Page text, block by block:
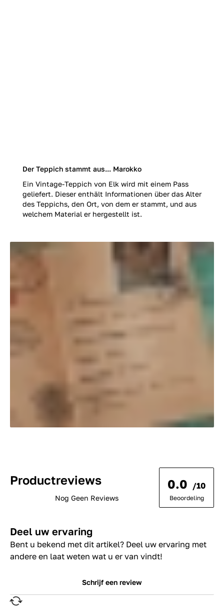
Der Teppich stammt aus... Marokko
Ein Vintage-Teppich von Elk wird mit einem Pass
geliefert. Dieser enthält Informationen über das Alter
des Teppichs, den Ort, von dem er stammt, und aus
welchem Material er hergestellt ist.
Productreviews
Nog Geen Reviews
0.0 /10
Beoordeling
Deel uw ervaring
Bent u bekend met dit artikel? Deel uw ervaring met
andere en laat weten wat u er van vindt!
Schrijf een review